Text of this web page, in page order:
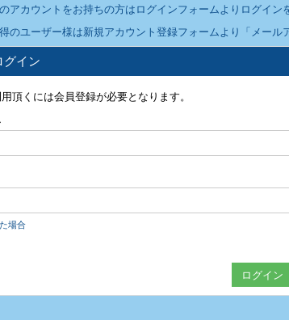
アカウントをお持ちの方はログインフォームよりログイン
のユーザー様は新規アカウント登録フォームより「メー
グイン
頂くには会員登録が必要となります。
場合